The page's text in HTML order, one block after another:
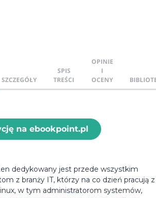
SZCZEGÓŁY
SPIS
TREŚCI
OPINIE
I
OCENY
na ebookpoint.pl
dedykowany jest przede wszystkim
z branży IT, którzy na co dzień pracują z
w tym administratorom systemów,